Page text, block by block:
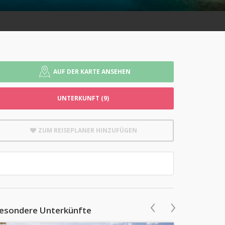
AUF DER KARTE ANSEHEN
UNTERKUNFT (9)
ZUM REISEPLANER HINZUFÜGEN
Unterkünfte ‹ ›